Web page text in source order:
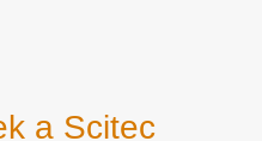
a Scitec